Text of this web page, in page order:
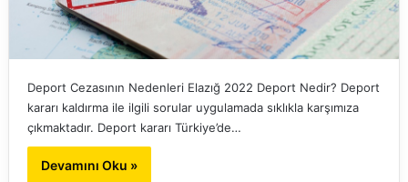
Deport Cezasının Nedenleri Elazığ 2022 Deport Nedir? Deport
kararı kaldırma ile ilgili sorular uygulamada sıklıkla karşımıza
çıkmaktadır. Deport kararı Türkiye’de…
Devamını Oku »